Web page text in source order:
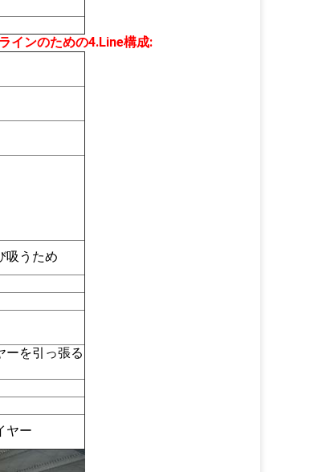
インのための4.Line構成:
吸うため
ーを引っ張る
ヤー